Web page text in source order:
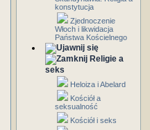
konstytucja
Zjednoczenie
Włoch i likwidacja
Państwa Kościelnego
Religie a
seks
Heloiza i Abelard
Kościół a
seksualność
Kościół i seks